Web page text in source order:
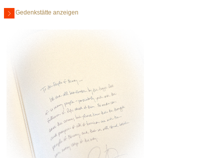
Gedenkstätte anzeigen